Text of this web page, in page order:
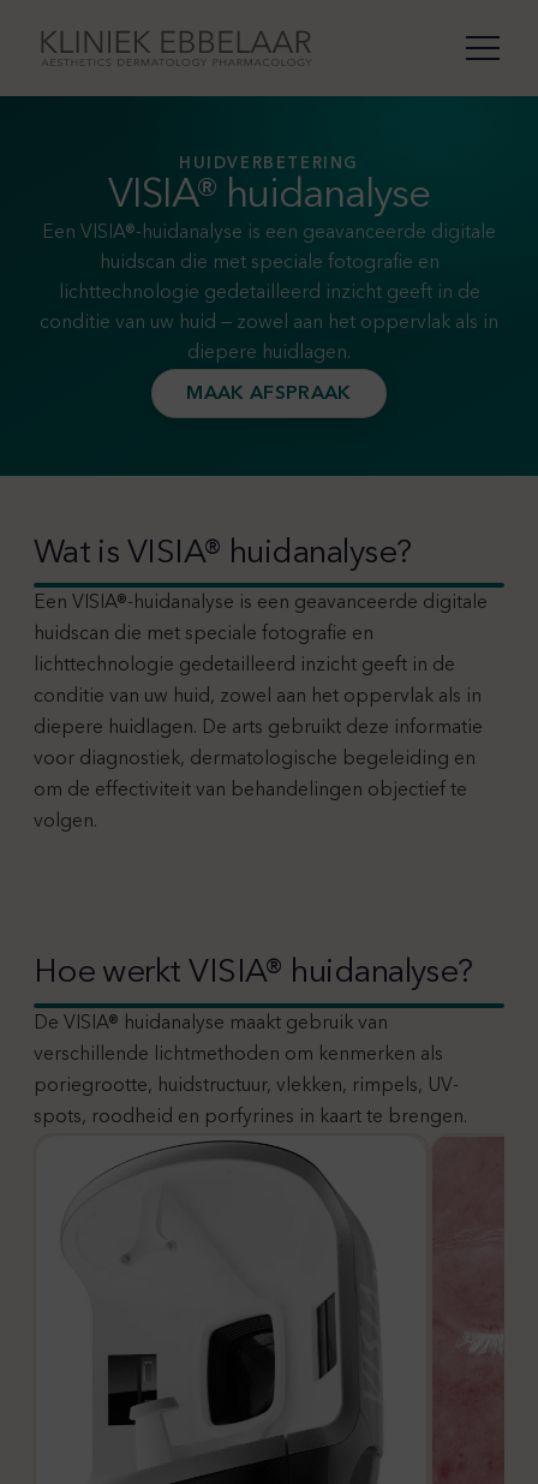
HUIDVERBETERING
VISIA® huidanalyse
Een VISIA®-huidanalyse is een geavanceerde digitale
huidscan die met speciale fotografie en
lichttechnologie gedetailleerd inzicht geeft in de
conditie van uw huid — zowel aan het oppervlak als in
diepere huidlagen.
MAAK AFSPRAAK
Wat is VISIA® huidanalyse?
Een VISIA®-huidanalyse is een geavanceerde digitale
huidscan die met speciale fotografie en
lichttechnologie gedetailleerd inzicht geeft in de
conditie van uw huid, zowel aan het oppervlak als in
diepere huidlagen. De arts gebruikt deze informatie
voor diagnostiek, dermatologische begeleiding en
om de effectiviteit van behandelingen objectief te
volgen.
Hoe werkt VISIA® huidanalyse?
De VISIA® huidanalyse maakt gebruik van
verschillende lichtmethoden om kenmerken als
poriegrootte, huidstructuur, vlekken, rimpels, UV-
spots, roodheid en porfyrines in kaart te brengen.